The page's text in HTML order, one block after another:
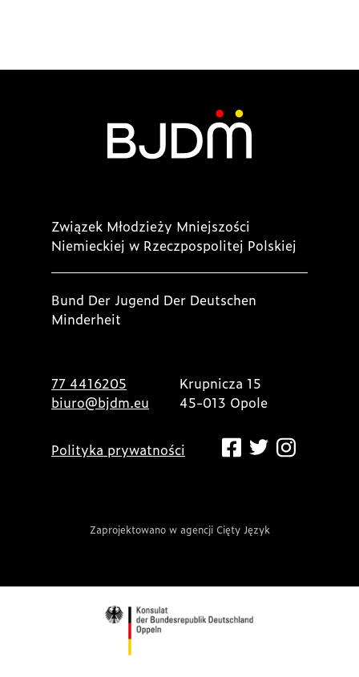
Związek Młodzieży Mniejszości
Niemieckiej w Rzeczpospolitej Polskiej
Bund Der Jugend Der Deutschen
Minderheit
77 4416205
biuro@bjdm.eu
Krupnicza 15
45-013 Opole
Polityka prywatności
Zaprojektowano w agencji Cięty Język